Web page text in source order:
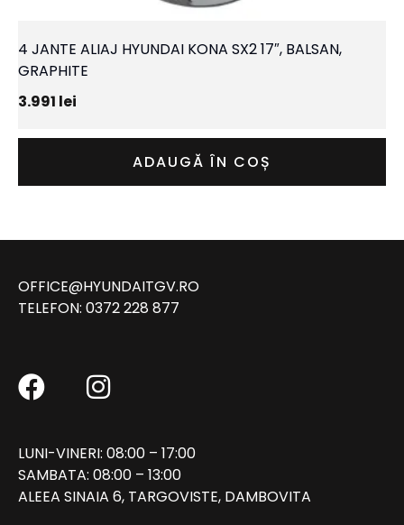
4 JANTE ALIAJ HYUNDAI KONA SX2 17″, BALSAN,
GRAPHITE
3.991 lei
ADAUGĂ ÎN COȘ
OFFICE@HYUNDAITGV.RO
TELEFON: 0372 228 877
LUNI-VINERI: 08:00 – 17:00
SAMBATA: 08:00 – 13:00
ALEEA SINAIA 6, TARGOVISTE, DAMBOVITA